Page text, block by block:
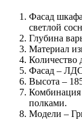
Фасад
светлой
Глубина
Материал
Количество
Фасад –
Высота –
полками.
Модели –